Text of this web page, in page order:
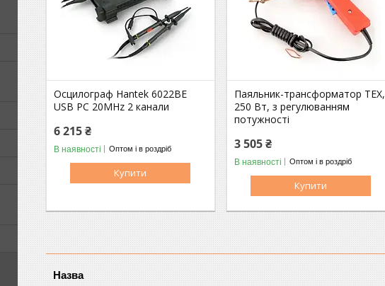
Осцилограф Hantek 6022BE
USB PC 20MHz 2 канали
6 215 ₴
В наявності Оптом і в роздріб
Купити
Паяльник-трансформатор TEX,
250 Вт, з регулюванням
потужності
3 505 ₴
В наявності Оптом і в роздріб
Купити